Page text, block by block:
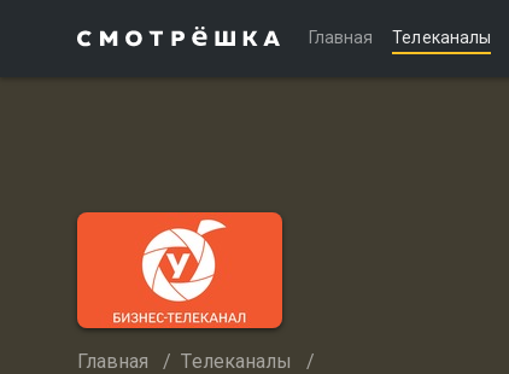
Главная Телеканалы
Главная / Телеканалы /